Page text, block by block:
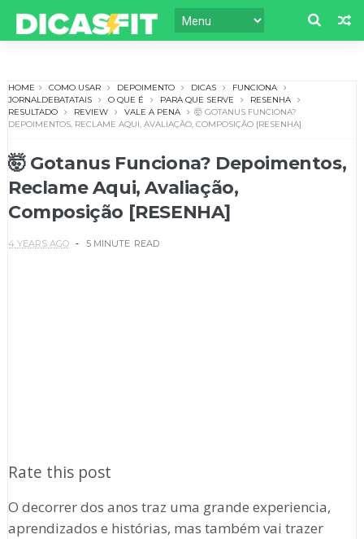
HOME COMO USAR DEPOIMENTO DICAS
FUNCIONA
JORNALDEBATATAIS
O QUE É PARA QUE SERVE
RESENHA
RESULTADO
REVIEW VALE A PENA
🤯 GOTANUS FUNCIONA?
DEPOIMENTOS, RECLAME AQUI, AVALIAÇÃO, COMPOSIÇÃO [RESENHA]
🤯 Gotanus Funciona? Depoimentos,
Reclame Aqui, Avaliação,
Composição [RESENHA]
4 YEARS AGO 5 MINUTE READ
Rate this post
O decorrer dos anos traz uma grande experiencia,
aprendizados e histórias, mas também vai trazer